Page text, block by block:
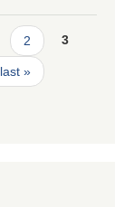
2 3
last »